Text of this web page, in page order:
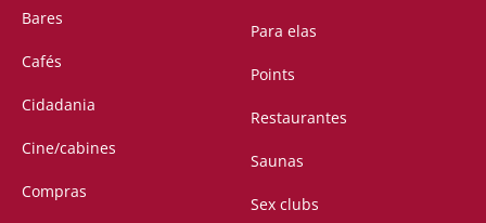
Bares
Cafés
Cidadania
Cine/cabines
Compras
Para elas
Points
Restaurantes
Saunas
Sex clubs